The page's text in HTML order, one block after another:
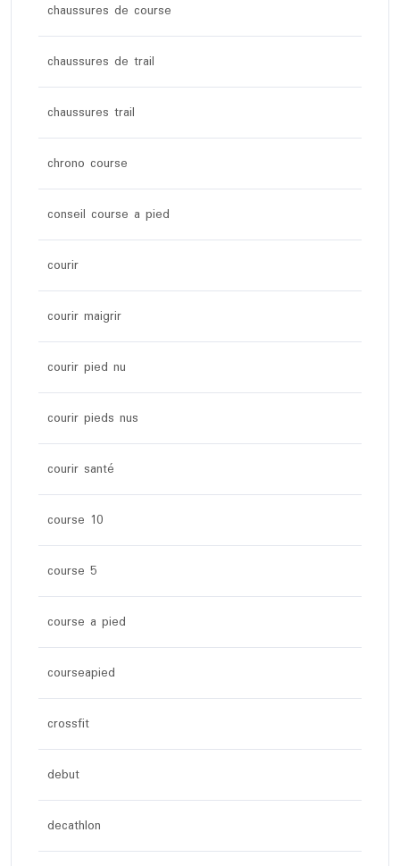
chaussures de course
chaussures de trail
chaussures trail
chrono course
conseil course a pied
courir
courir maigrir
courir pied nu
courir pieds nus
courir santé
course 10
course 5
course a pied
courseapied
crossfit
debut
decathlon